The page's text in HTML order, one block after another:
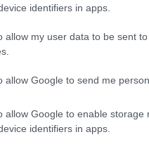
identifiers in apps.
allow my user data to be sent
allow Google to send me
allow Google to enable
identifiers in apps.
ΕΘΝΟΣ θα παρεμβαίνει και τα